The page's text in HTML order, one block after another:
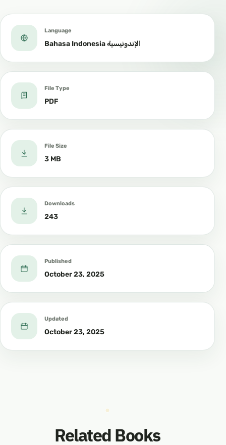
Language
Bahasa Indonesia الإندونيسية
File Type
PDF
File Size
3 MB
Downloads
243
Published
October 23, 2025
Updated
October 23, 2025
Related Books